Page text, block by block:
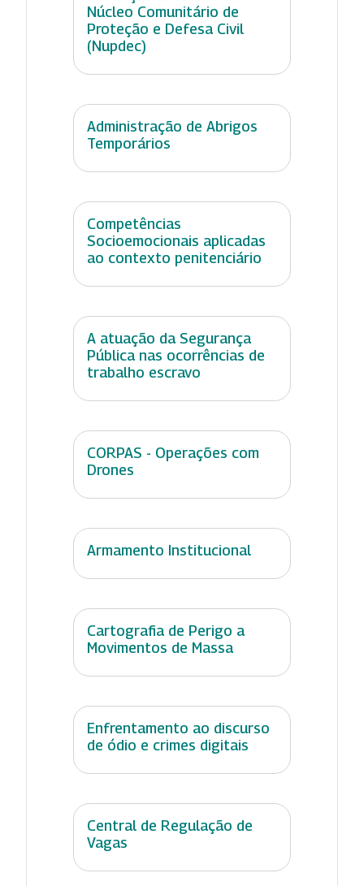
Núcleo Comunitário de
Proteção e Defesa Civil
(Nupdec)
Administração de Abrigos
Temporários
Competências
Socioemocionais aplicadas
ao contexto penitenciário
A atuação da Segurança
Pública nas ocorrências de
trabalho escravo
CORPAS - Operações com
Drones
Armamento Institucional
Cartografia de Perigo a
Movimentos de Massa
Enfrentamento ao discurso
de ódio e crimes digitais
Central de Regulação de
Vagas